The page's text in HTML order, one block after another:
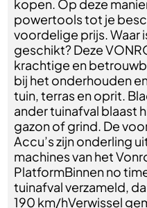
kopen. Op deze
powertools tot je
voordelige prijs. Waar
geschikt? Deze
krachtige en
bij het onderhouden
tuin, terras en oprit.
ander tuinafval blaast
gazon of grind. De
Accu’s zijn onderling
machines van het
PlatformBinnen no
tuinafval verzameld,
190 km/hVerwissel